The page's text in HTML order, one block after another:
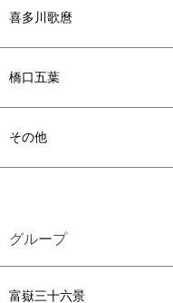
喜多川歌麿
橋口五葉
その他
グループ
富嶽三十六景